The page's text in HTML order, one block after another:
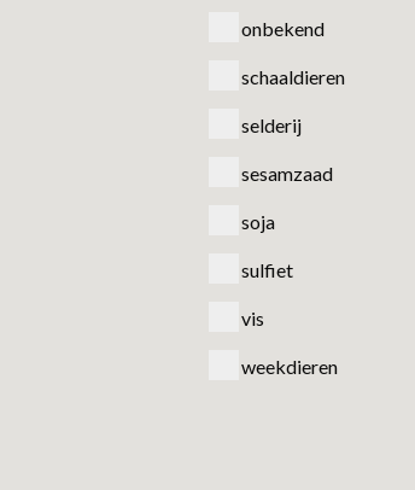
onbekend
schaaldieren
selderij
sesamzaad
soja
sulfiet
vis
weekdieren